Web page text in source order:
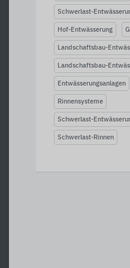
Schwerlast-
Hof-Entwässerung
Landschaftsbau-
Landschaftsbau-
Entwässerungsanlagen
Rinnensysteme
Schwerlast-
Schwerlast-Rinnen